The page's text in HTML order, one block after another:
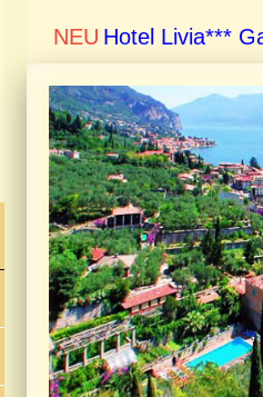
NEU Hotel Livia***